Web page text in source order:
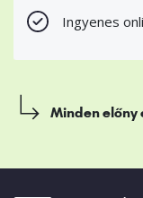
Ingyenes
Minden